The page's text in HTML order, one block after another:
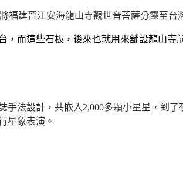
福建晉江安海龍山寺觀世音菩薩分靈至台
而這些石板，後來也就用來舖設龍山寺
手法設計，共嵌入 2,000多顆小星星，到了
星象表演。